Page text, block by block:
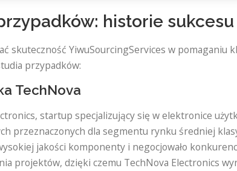
historie
skuteczność YiwuSourcingServices w
przypadków:
TechNova
startup specjalizujący się w elektronice
przeznaczonych dla segmentu rynku średniej
jakości komponenty i negocjowało
projektów, dzięki czemu TechNova Electronics